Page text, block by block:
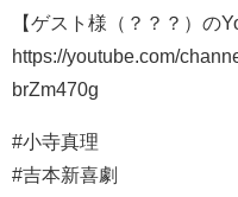
【ゲスト様（？？？）の
https://youtube.com/
brZm470g
#小寺真理
#吉本新喜劇